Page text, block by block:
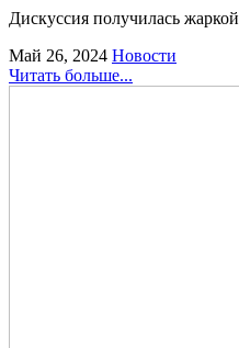
Дискуссия получилась жаркой
Май 26, 2024 Новости
Читать больше...